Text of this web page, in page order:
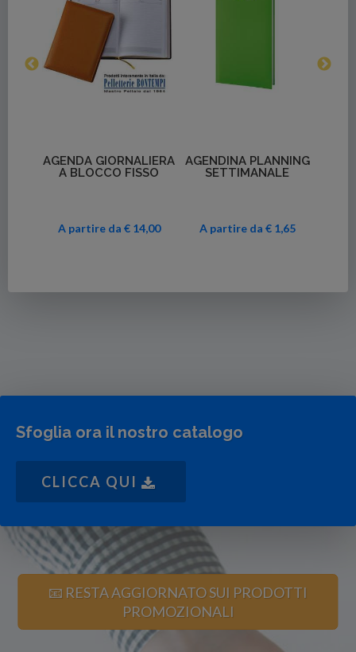
Dettagli
AGENDA GIORNALIERA
MIDI
A partire da € 3,37
Dettagli
AGENDA GIORNALIERA
A partire da € 3,80
Sfoglia ora il nostro catalogo
CLICCA QUI
📧 RESTA AGGIORNATO SUI PRODOTTI
PROMOZIONALI